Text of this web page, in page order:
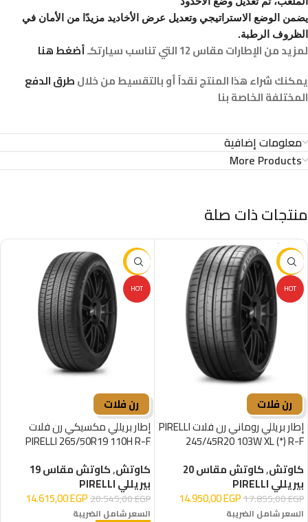
يضمن الوضع الاستراتيجي وتعديل عرض الأخاديد مزيدًا من الأمان في
الظروف الرطبة.
لمزيد من الإطارات مقاس 12 التي تناسب سيارتكـ
أضغط هنا
يمكنك شراء هذا المنتج نقداً أو بالتقسيط من خلالطرق الدفع
المختلفة الخاصة بنا
معلومات إضافية
More Products
منتجات ذات صلة
-16%
HOT
رن فلات
إطار بريللي روماني رن فلات PIRELLI
245/45R20 103W XL (*) R-F
كاوتش,كاوتش مقاس 20
بيريللي PIRELLI
17.855,00EGP
14.950,00EGP
السعر شامل الضريبة
-29%
HOT
رن فلات
إطار بريللي مكسيكي رن فلات
PIRELLI 265/50R19 110H R-F
كاوتش,كاوتش مقاس 19
بيريللي PIRELLI
20.545,00EGP
14.615,00EGP
السعر شامل الضريبة